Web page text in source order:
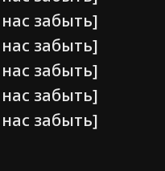
забыть]
забыть]
забыть]
забыть]
забыть]